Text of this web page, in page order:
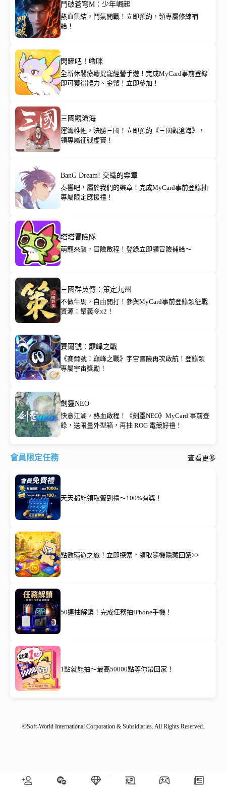
鬥破蒼穹M：少年崛起
熱血集結，鬥氣開戰！立即預約，領專屬修練補
給！
閃耀吧！嚕咪
全新休閒療癒捉寵經營手遊！完成MyCard事前登錄
即可獲得體力、金幣！立即參加！
三國觀滄海
運籌帷幄，決勝三國！立即預約《三國觀滄海》，
領專屬征戰虛寶！
BanG Dream! 交織的樂章
奏響吧，屬於我們的樂章！完成MyCard事前登錄抽
專屬限定應援禮！
塔塔冒險隊
萌寵來襲，冒險啟程！登錄立即領冒險補給～
三國群英傳：策定九州
不做牛馬，自由開打！參與MyCard事前登錄領征戰
資源：聚義令x2！
賽爾號：巔峰之戰
《賽爾號：巔峰之戰》宇宙冒險再次啟航！登錄領
專屬宇宙獎勵！
劍靈NEO
快意江湖，熱血啟程！《劍靈NEO》MyCard 事前登
錄，送限量外型箱，再抽 ROG 電競好禮！
會員限定任務 查看更多
天天都能領取簽到禮～100%有獎！
點數環遊之旅！立即探索，領取隨機隱藏回饋>>
50連抽解鎖！完成任務抽iPhone手機！
1點就能抽～最高50000點等你帶回家！
©Soft-World International Corporation & Subsidiaries. All Rights Reserved.